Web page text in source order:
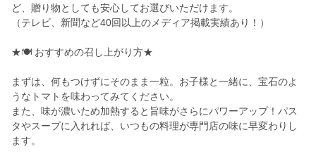
ど、贈り物としても安心してお選びいただけます。
（テレビ、新聞など40回以上のメディア掲載実績あり！）
★🍽️ おすすめの召し上がり方★
まずは、何もつけずにそのまま一粒。お子様と一緒に、宝石のよ
うなトマトを味わってみてください。
また、味が濃いため加熱すると旨味がさらにパワーアップ！パス
タやスープに入れれば、いつもの料理が専門店の味に早変わりし
ます。